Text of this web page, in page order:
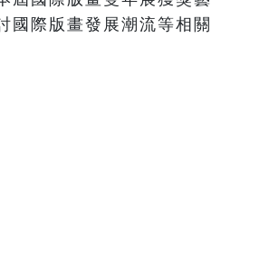
國際版畫發展潮流等相關